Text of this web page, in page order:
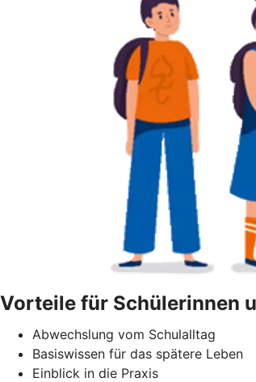
Vorteile für Schülerinnen
Abwechslung vom Schulalltag
Basiswissen für das spätere Leben
Einblick in die Praxis